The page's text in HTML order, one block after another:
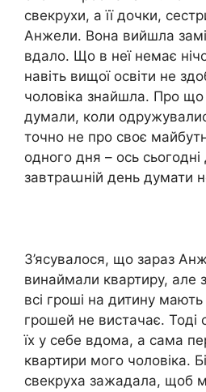
свекрухи, а її дочки,
Анжели. Вона вийшла
вдало. Що в неї немає
навіть вищої освіти не
чоловіка знайшла. Про що
думали, коли
точно не про своє
одного дня – ось
завтраաній день думати
З’ясувалося, що зараз
винаймали квартиру, але
всі гроші на дитину
грошей не вистачає. Тоді
їх у себе вдома, а сама
квартири мого чоловіка.
свекруха зажадала, щоб